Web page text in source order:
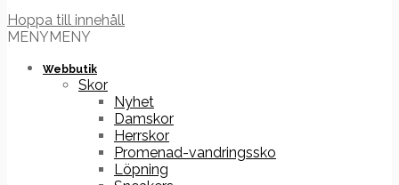
Hoppa till innehåll
MENYMENY
Webbutik
Skor
Nyhet
Damskor
Herrskor
Promenad-vandringssko
Löpning